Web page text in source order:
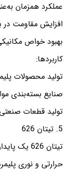
عملکرد همزمان
افزایش مقاومت در
بهبود خواص
کاربردها:
تولید محصولات
صنایع بسته‌بندی
تولید قطعات
5. تیتان 626
تیتان
حرارتی و نوری